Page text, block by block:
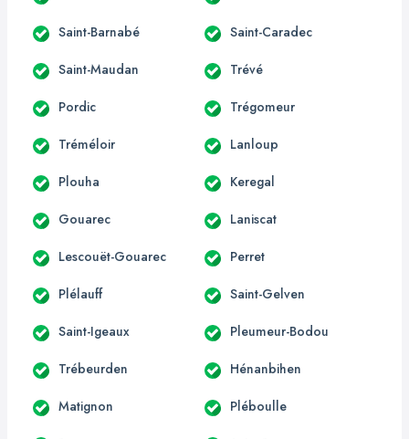
Saint-Barnabé Saint-Caradec
Saint-Maudan Trévé
Pordic Trégomeur
Tréméloir Lanloup
Plouha Keregal
Gouarec Laniscat
Lescouët-Gouarec Perret
Plélauff Saint-Gelven
Saint-Igeaux Pleumeur-Bodou
Trébeurden Hénanbihen
Matignon Pléboulle